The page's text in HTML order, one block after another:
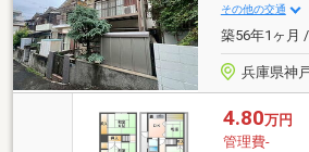
その他の交通
築56年1ヶ月
兵庫県神
4.80万円
管理費-